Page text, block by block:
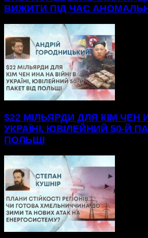
ВИЖИТИ ПІД ЧАС
$22 МІЛЬЯРДИ ДЛЯ КІМ ЧЕН
УКРАЇНІ, ЮВІЛЕЙНИЙ 50-Й
ПОЛЬЩІ